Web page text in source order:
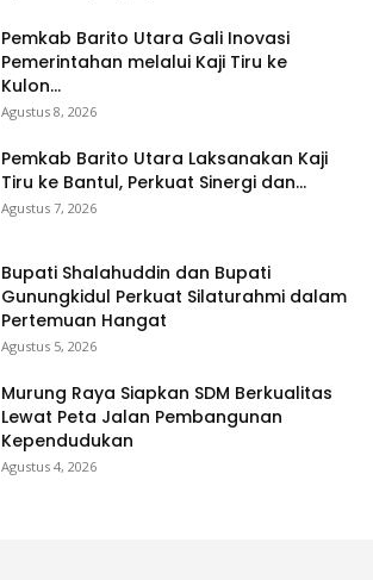
Pemkab Barito Utara Gali Inovasi
Pemerintahan melalui Kaji Tiru ke
Kulon...
Agustus 8, 2026
Pemkab Barito Utara Laksanakan Kaji
Tiru ke Bantul, Perkuat Sinergi dan...
Agustus 7, 2026
Bupati Shalahuddin dan Bupati
Gunungkidul Perkuat Silaturahmi dalam
Pertemuan Hangat
Agustus 5, 2026
Murung Raya Siapkan SDM Berkualitas
Lewat Peta Jalan Pembangunan
Kependudukan
Agustus 4, 2026